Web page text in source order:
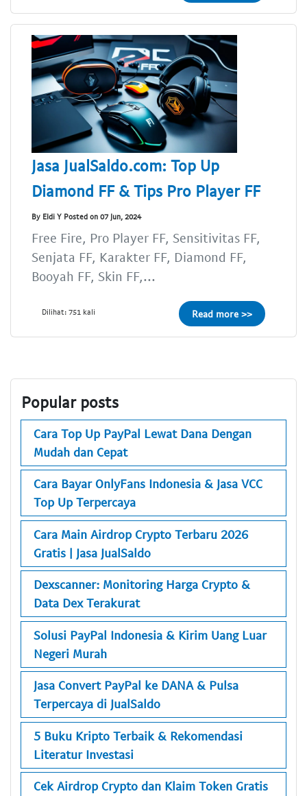
Jasa JualSaldo.com: Top Up
Diamond FF & Tips Pro Player FF
By Eldi Y Posted on 07 Jun, 2024
Free Fire, Pro Player FF, Sensitivitas FF,
Senjata FF, Karakter FF, Diamond FF,
Booyah FF, Skin FF,...
Dilihat: 751 kali Read more >>
Popular posts
Cara Top Up PayPal Lewat Dana Dengan
Mudah dan Cepat
Cara Bayar OnlyFans Indonesia & Jasa VCC
Top Up Terpercaya
Cara Main Airdrop Crypto Terbaru 2026
Gratis | Jasa JualSaldo
Dexscanner: Monitoring Harga Crypto &
Data Dex Terakurat
Solusi PayPal Indonesia & Kirim Uang Luar
Negeri Murah
Jasa Convert PayPal ke DANA & Pulsa
Terpercaya di JualSaldo
5 Buku Kripto Terbaik & Rekomendasi
Literatur Investasi
Cek Airdrop Crypto dan Klaim Token Gratis